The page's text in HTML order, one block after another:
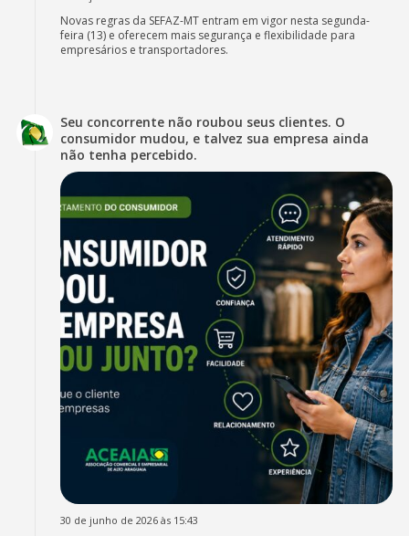
Novas regras da SEFAZ-MT entram em vigor nesta segunda-
feira (13) e oferecem mais segurança e flexibilidade para
empresários e transportadores.
Seu concorrente não roubou seus clientes. O
consumidor mudou, e talvez sua empresa ainda
não tenha percebido.
30 de junho de 2026 às 15:43